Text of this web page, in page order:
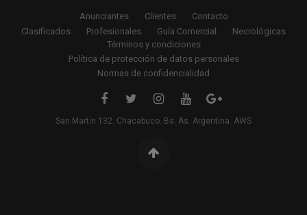
Anunciantes Clientes
Contacto
Clasificados
Profesionales Guía Comercial
Necrológicas
Términos y condiciones
Política de protección de datos personales
Normas de confidencialidad
San Martin 132. Chacabuco. Bs. As. Argentina. AWS